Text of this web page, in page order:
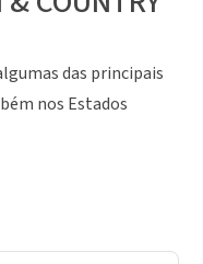
das principais
nos Estados